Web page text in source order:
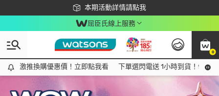
本期活動詳情請點我
下載app最高回饋$350
屈臣氏線上服務
0
激推換購優惠價！立即點我看
激推換購優惠價！立即點我看 下單選閃電送 1小時到貨！領神